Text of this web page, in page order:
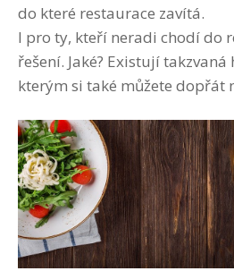
do které restaurace zavítá.
I pro ty, kteří neradi chodí do
řešení. Jaké? Existují
kterým si také můžete dopřát